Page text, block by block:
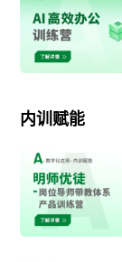
内训赋能